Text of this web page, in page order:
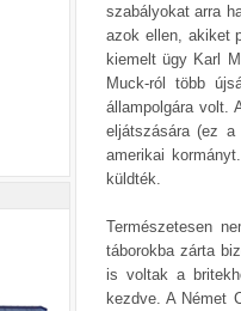
szabályokat arra
azok ellen, akiket
kiemelt ügy Karl
Muck-ról több
állampolgára volt.
eljátszására (ez
amerikai
küldték.
Természetesen
táborokba zárta
is voltak a
kezdve. A Német